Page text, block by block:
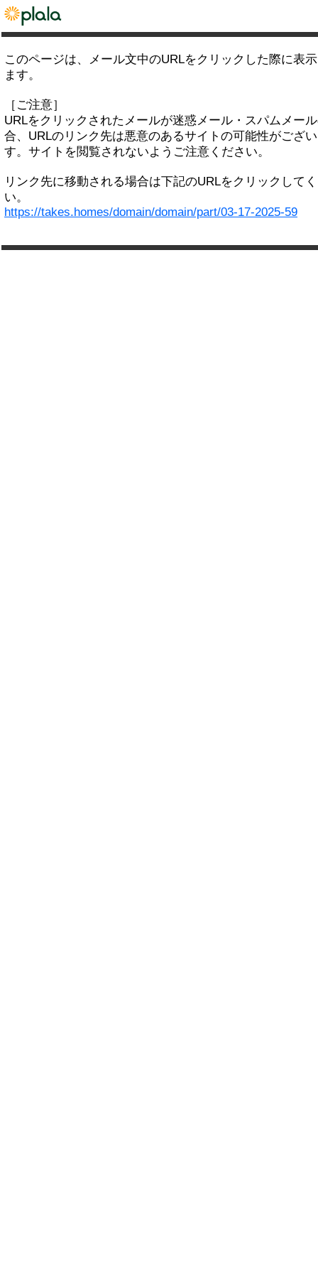
このページは、メール文中のURLをクリックした際に表
ます。
［ご注意］
URLをクリックされたメールが迷惑メール・スパムメー
合、URLのリンク先は悪意のあるサイトの可能性がござ
す。サイトを閲覧されないようご注意ください。
リンク先に移動される場合は下記のURLをクリックして
い。
https://takes.homes/domain/domain/part/03-17-2025-59